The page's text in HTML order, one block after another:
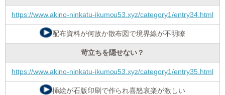
https://www.akino-ninkatu-ikumou53.xyz/category1/entry34.html
配布資料が何故か散布図で境界線が不明瞭
苛立ちを隠せない？
https://www.akino-ninkatu-ikumou53.xyz/category1/entry35.html
挿絵が石版印刷で作られ喜怒哀楽が激しい